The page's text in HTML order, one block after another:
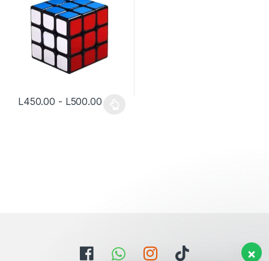
L450.00 - L500.00Rango de precios: desde L450.00